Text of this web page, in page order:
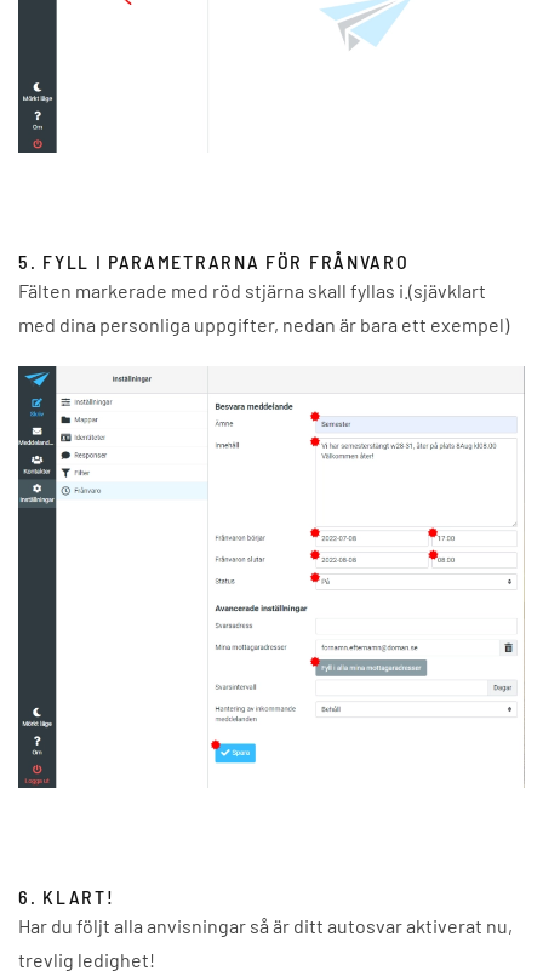
5. FYLL I PARAMETRARNA FÖR FRÅNVARO
Fälten markerade med röd stjärna skall fyllas i.(sjävklart
med dina personliga uppgifter, nedan är bara ett exempel)
6. KLART!
Har du följt alla anvisningar så är ditt autosvar aktiverat nu,
trevlig ledighet!